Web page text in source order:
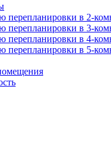
перепланировки в 2-
перепланировки в 3-
перепланировки в 4-
перепланировки в 5-